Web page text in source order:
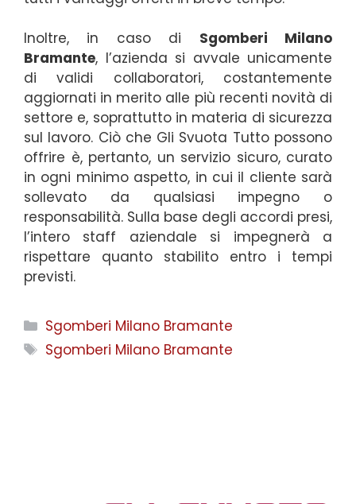
Inoltre, in caso di Sgomberi Milano
Bramante, l’azienda si avvale unicamente
di validi collaboratori, costantemente
aggiornati in merito alle più recenti novità di
settore e, soprattutto in materia di sicurezza
sul lavoro. Ciò che Gli Svuota Tutto possono
offrire è, pertanto, un servizio sicuro, curato
in ogni minimo aspetto, in cui il cliente sarà
sollevato da qualsiasi impegno o
responsabilità. Sulla base degli accordi presi,
l’intero staff aziendale si impegnerà a
rispettare quanto stabilito entro i tempi
previsti.
Categorie
Sgomberi Milano Bramante
Tag
Sgomberi Milano Bramante